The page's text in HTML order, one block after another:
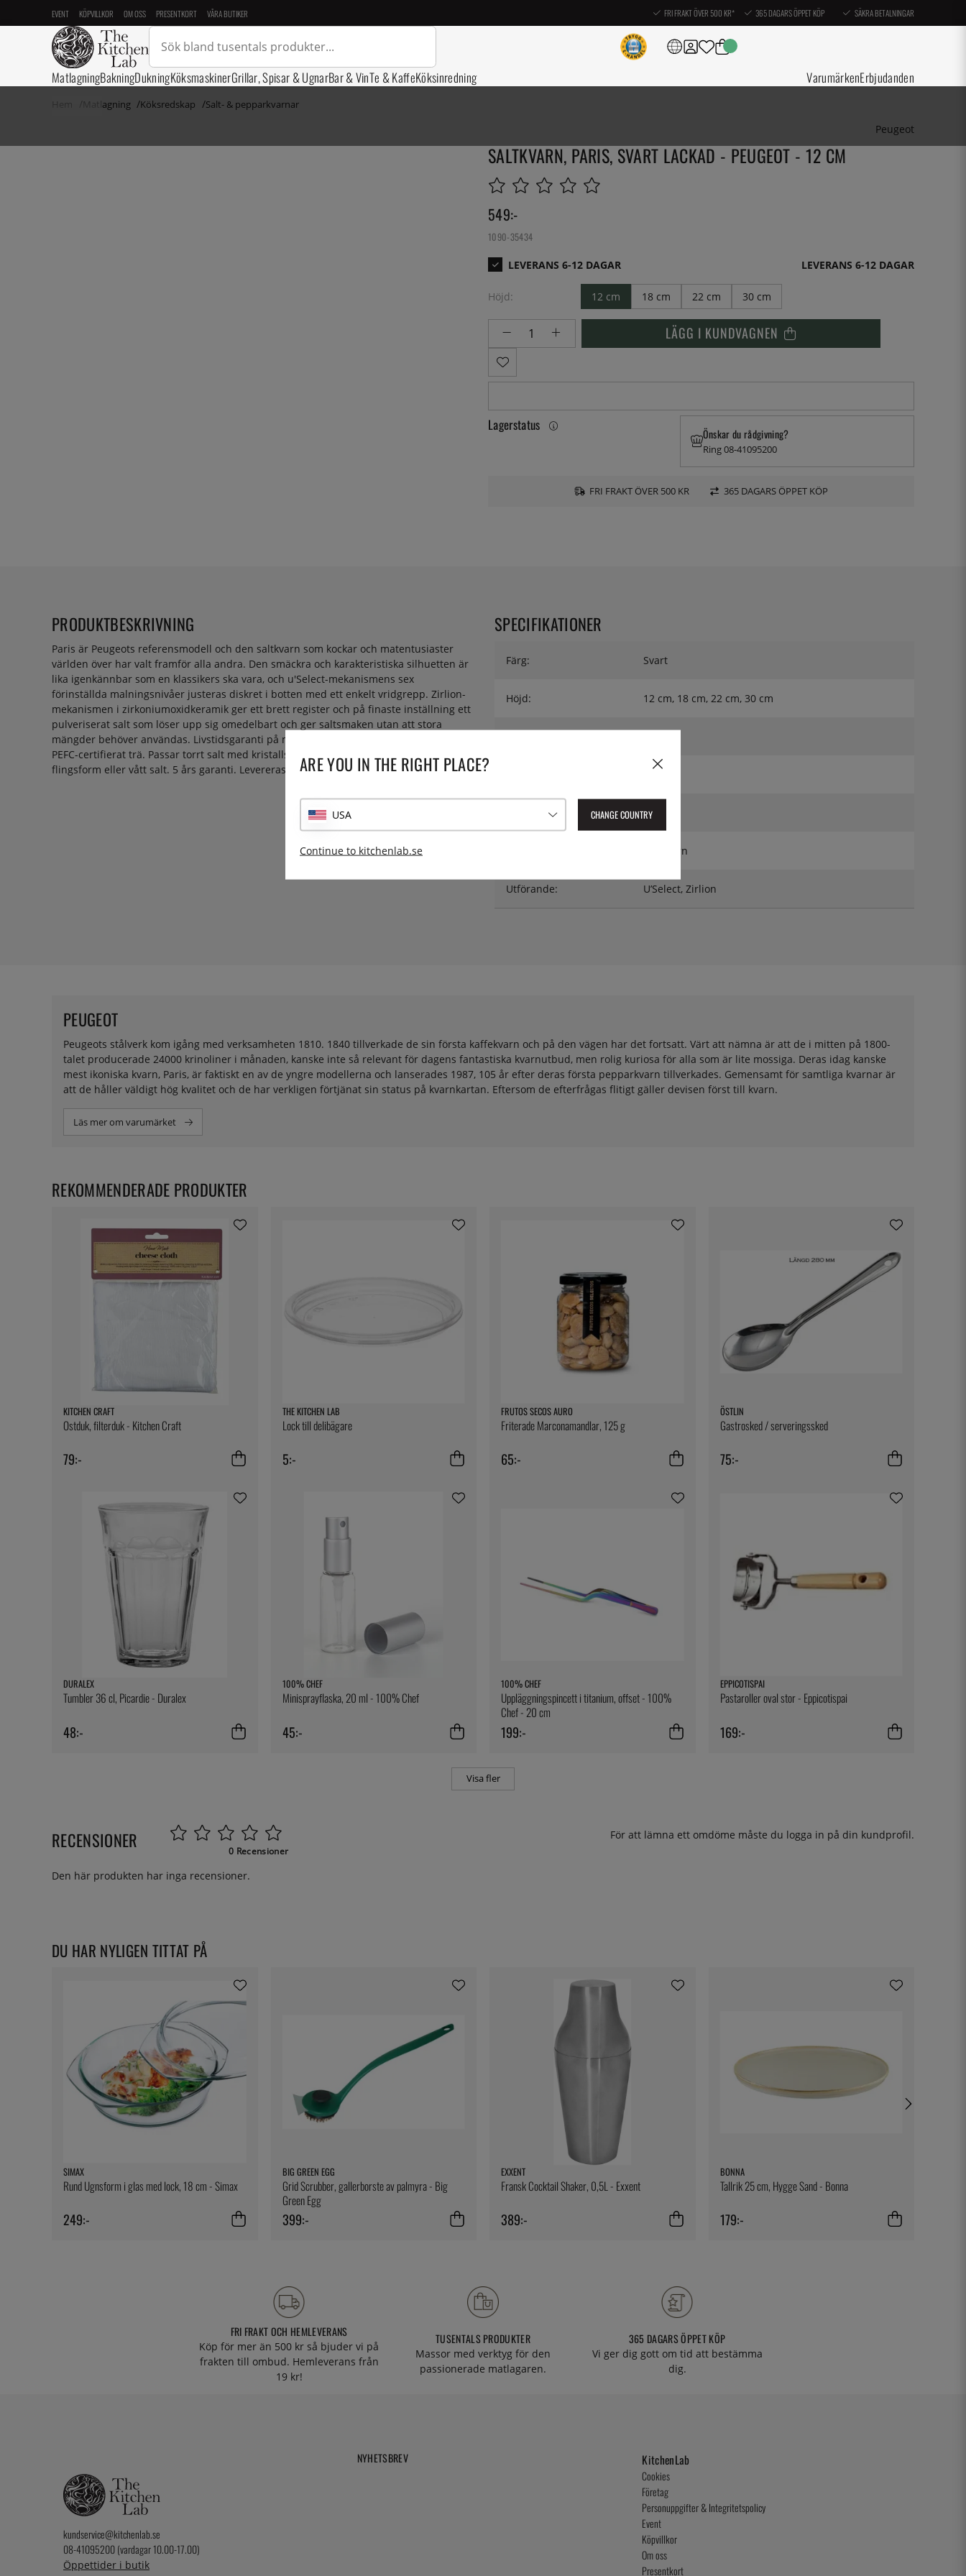
EVENT KÖPVILLKOR OM OSS PRESENTKORT VÅRA BUTIKER FRI FRAKT ÖVER 500 KR* 365 DAGARS ÖPPET KÖP SÄKRA BETALNINGAR
MatlagningBakningDukningKöksmaskinerGrillar, Spisar & UgnarBar & VinTe & KaffeKöksinredning VarumärkenErbjudanden
Matlagning Köksredskap Salt- & pepparkvarnar
Peugeot
SALTKVARN, PARIS, SVART LACKAD - PEUGEOT - 12 CM
549:-
1090-35434
LEVERANS 6-12 DAGAR
Höjd: 12 cm 18 cm 22 cm 30 cm
LÄGG I KUNDVAGNEN
Lagerstatus
Önskar du rådgivning?
Ring 08-41095200
FRI FRAKT ÖVER 500 KR 365 DAGARS ÖPPET KÖP
PRODUKTBESKRIVNING
Paris är Peugeots referensmodell och den saltkvarn som kockar och matentusiaster
världen över har valt framför alla andra. Den smäckra och karakteristiska silhuetten är
lika igenkännbar som en klassikers ska vara, och u'Select-mekanismens sex
förinställda malningsnivåer justeras diskret i botten med ett enkelt vridgrepp. Zirlion-
mekanismen i zirkoniumoxidkeramik ger ett brett register och på finaste inställning ett
pulveriserat salt som löser upp sig omedelbart och ger saltsmaken utan att stora
mängder behöver användas. Livstidsgaranti på mekanismen. Tillverkad i Frankrike av
PEFC-certifierat trä. Passar torrt salt med kristallstorlek upp till 6 mm. Ej för havssalt i
flingsform eller vått salt. 5 års garanti. Levereras utan salt.
SPECIFIKATIONER
Färg: Svart
Höjd: 12 cm, 18 cm, 22 cm, 30 cm
Bok
Saltkvarn
Utförande: U’Select, Zirlion
Peugeots stålverk kom igång med verksamheten 1810. 1840 tillverkade de sin första kaffekvarn och på den vägen har det fortsatt. Värt att nämna är att de i mitten på 1800-
talet producerade 24000 krinoliner i månaden, kanske inte så relevant för dagens fantastiska kvarnutbud, men rolig kuriosa för alla som är lite mossiga. Deras idag kanske
mest ikoniska kvarn, Paris, är faktiskt en av de yngre modellerna och lanserades 1987, 105 år efter deras första pepparkvarn tillverkades. Gemensamt för samtliga kvarnar är
att de håller väldigt hög kvalitet och de har verkligen förtjänat sin status på kvarnkartan. Eftersom de efterfrågas flitigt gäller devisen först till kvarn.
PEUGEOT
Läs mer om varumärket
KITCHEN CRAFT
Ostduk, filterduk - Kitchen Craft
79:-
THE KITCHEN LAB
Lock till delibägare
5:-
FRUTOS SECOS AURO
Friterade Marconamandlar, 125 g
65:-
ÖSTLIN
Gastrosked / serveringssked
75:-
DURALEX
Tumbler 36 cl, Picardie - Duralex
48:-
100% CHEF
Minisprayflaska, 20 ml - 100% Chef
45:-
100% CHEF
Uppläggningspincett i titanium, offset - 100%
Chef - 20 cm
199:-
EPPICOTISPAI
Pastaroller oval stor - Eppicotispai
169:-
Visa fler
REKOMMENDERADE PRODUKTER
RECENSIONER 0 Recensioner
För att lämna ett omdöme måste du logga in på din kundprofil.
Den här produkten har inga recensioner.
DU HAR NYLIGEN TITTAT PÅ
SIMAX
Rund Ugnsform i glas med lock, 18 cm - Simax
249:-
BIG GREEN EGG
Grid Scrubber, gallerborste av palmyra - Big
Green Egg
399:-
EXXENT
Fransk Cocktail Shaker, 0,5L - Exxent
389:-
BONNA
Tallrik 25 cm, Hygge Sand - Bonna
179:-
FRI FRAKT OCH HEMLEVERANS
Köp för mer än 500 kr så bjuder vi på
frakten till ombud. Hemleverans från
19 kr!
TUSENTALS PRODUKTER
Massor med verktyg för den
passionerade matlagaren.
365 DAGARS ÖPPET KÖP
Vi ger dig gott om tid att bestämma
dig.
kundservice@kitchenlab.se
08-41095200 (vardagar 10.00-17.00)
Öppettider i butik
NYHETSBREV KitchenLab
Cookies
Företag
Personuppgifter & Integritetspolicy
Event
Köpvillkor
Om oss
Presentkort
ARE YOU IN THE RIGHT PLACE?
USA CHANGE COUNTRY
Continue to kitchenlab.se